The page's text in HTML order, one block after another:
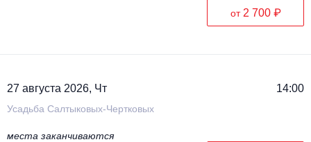
от 2 700 ₽
27 августа 2026, Чт 14:00
Усадьба Салтыковых-Чертковых
места заканчиваются